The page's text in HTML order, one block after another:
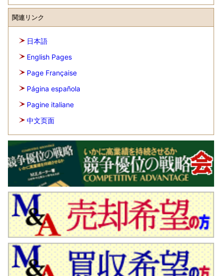
関連リンク
日本語
English Pages
Page Française
Página española
Pagine italiane
中文页面